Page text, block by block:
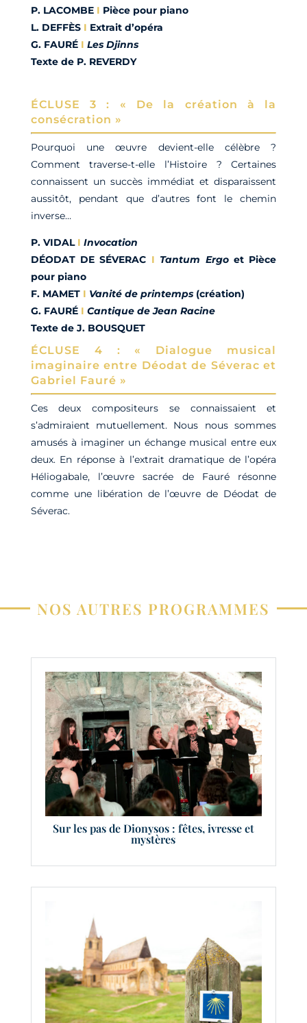
P. LACOMBEI Pièce pour piano
L. DEFFÈSI Extrait d’opéra
G. FAURÉI Les Djinns
Texte de P. REVERDY
ÉCLUSE 3 : « De la création à la
consécration »
Pourquoi une œuvre devient-elle célèbre ?
Comment traverse-t-elle l’Histoire ? Certaines
connaissent un succès immédiat et disparaissent
aussitôt, pendant que d’autres font le chemin
inverse…
P. VIDAL I Invocation
DÉODAT DE SÉVERAC I Tantum Ergoet Pièce
pour piano
F. MAMETI Vanité de printemps(création)
G. FAURÉ I Cantique de Jean Racine
Texte de J. BOUSQUET
ÉCLUSE 4 : « Dialogue musical
imaginaire entre Déodat de Séverac et
Gabriel Fauré »
Ces deux compositeurs se connaissaient et
s’admiraient mutuellement. Nous nous sommes
amusés à imaginer un échange musical entre eux
deux. En réponse à l’extrait dramatique de l’opéra
Héliogabale, l’œuvre sacrée de Fauré résonne
comme une libération de l’œuvre de Déodat de
Séverac.
NOS AUTRES PROGRAMMES
Sur les pas de Dionysos : fêtes, ivresse et
mystères